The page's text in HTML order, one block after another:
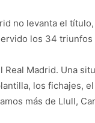
no levanta el
los 34 triunfos
Madrid. Una
los fichajes,
más de Llull,